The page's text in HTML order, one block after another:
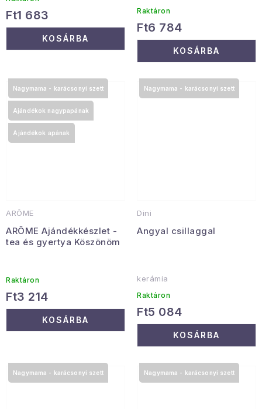
Ft1 683
KOSÁRBA
Raktáron
Ft6 784
KOSÁRBA
ARÔME
ARÔME Ajándékkészlet -
tea és gyertya Köszönöm
Nagymama - karácsonyi szett
Ajándékok nagypapának
Ajándékok apának
Raktáron
Ft3 214
KOSÁRBA
Dini
Angyal csillaggal
Nagymama - karácsonyi szett
kerámia
Raktáron
Ft5 084
KOSÁRBA
Nagymama - karácsonyi szett Nagymama - karácsonyi szett